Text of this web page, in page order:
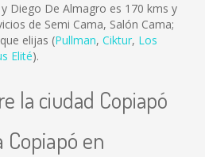
Diego De Almagro es 170 kms y
de Semi Cama, Salón Cama;
elijas (Pullman, Ciktur, Los
Elité).
la ciudad Copiapó
Copiapó en